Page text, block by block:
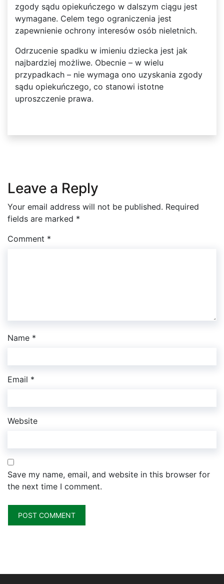
zgody sądu opiekuńczego w dalszym ciągu jest
wymagane. Celem tego ograniczenia jest
zapewnienie ochrony interesów osób nieletnich.
Odrzucenie spadku w imieniu dziecka jest jak
najbardziej możliwe. Obecnie – w wielu
przypadkach – nie wymaga ono uzyskania zgody
sądu opiekuńczego, co stanowi istotne
uproszczenie prawa.
Leave a Reply
Your email address will not be published. Required
fields are marked *
Comment *
Name *
Email *
Website
Save my name, email, and website in this browser for
the next time I comment.